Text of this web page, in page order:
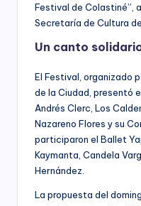
Festival de Colastiné”,
Secretaría de Cultura
Un canto
El Festival, organizado
de la Ciudad, presentó
Andrés Clerc, Los
Nazareno Flores y su
participaron el Ballet
Kaymanta, Candela
Hernández.
La propuesta del